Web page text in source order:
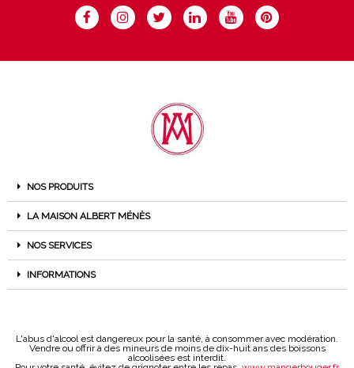
NOS PRODUITS
LA MAISON ALBERT MÉNÈS
NOS SERVICES
INFORMATIONS
L'abus d'alcool est dangereux pour la santé, à consommer avec modération.
Vendre ou offrir à des mineurs de moins de dix-huit ans des boissons
alcoolisées est interdit.